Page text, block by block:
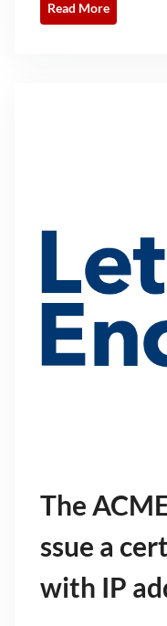
Read More
The
ssue a
with IP